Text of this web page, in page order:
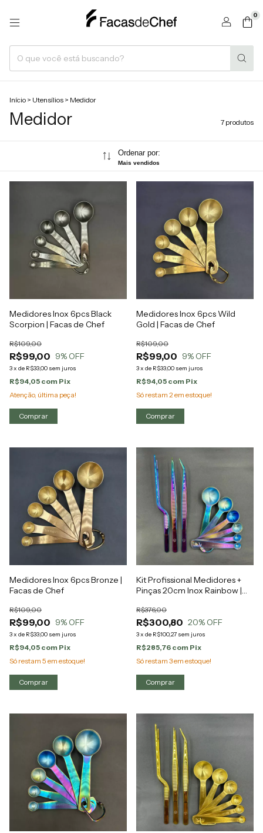
0
Início > Utensílios > Medidor
Medidor 7 produtos
Ordenar por:
Mais vendidos
Medidores Inox 6pcs Black
Scorpion | Facas de Chef
R$99,00
R$109,00
9% OFF
3x de R$33,00 sem juros
R$94,05 com Pix
Atenção, última peça!
Medidores Inox 6pcs Wild
Gold | Facas de Chef
R$99,00
R$109,00
9% OFF
3x de R$33,00 sem juros
R$94,05 com Pix
Só restam 2em estoque!
Medidores Inox 6pcs Bronze |
Facas de Chef
R$99,00
R$109,00
9% OFF
3x de R$33,00 sem juros
R$94,05 com Pix
Só restam 5 em estoque!
Kit Profissional Medidores +
Pinças 20cm Inox Rainbow |
R$300,80
R$376,00
20% OFF
3x de R$100,27 sem juros
R$285,76 com Pix
Só restam 3em estoque!